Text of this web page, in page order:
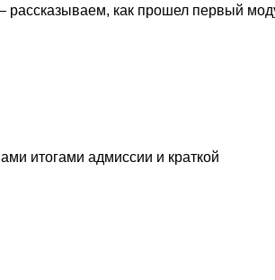
рассказываем, как прошел первый
итогами адмиссии и краткой